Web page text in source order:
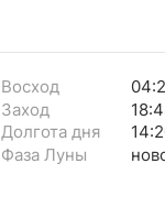
Восход
Заход
Долгота дня
Фаза Луны